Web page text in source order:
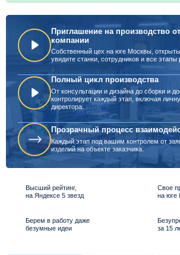
Приглашение на производство
компании
Собственный цех на юге Москвы,
увидите станки, сотрудников и все этапы
Полный цикл производства
От консультации и дизайна до сборки и
контролирует каждый этап, включая
директора.
Прозрачный процесс
Каждый этап под вашим контролем от
изделий на объекте заказчика.
Высший рейтинг,
на Яндексе 5 звезд
Свое
на юге
Берем в работу даже
безумные идеи
за 15